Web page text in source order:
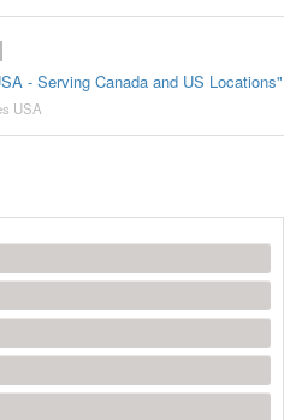
- Serving Canada and US Locations"
USA